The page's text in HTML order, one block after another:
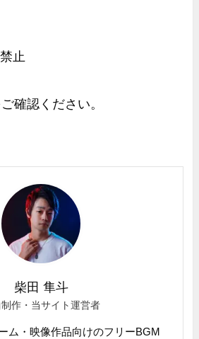
止
確認ください。
柴田 隼斗
作・当サイト運営者
ム・映像作品向けのフリーBGM